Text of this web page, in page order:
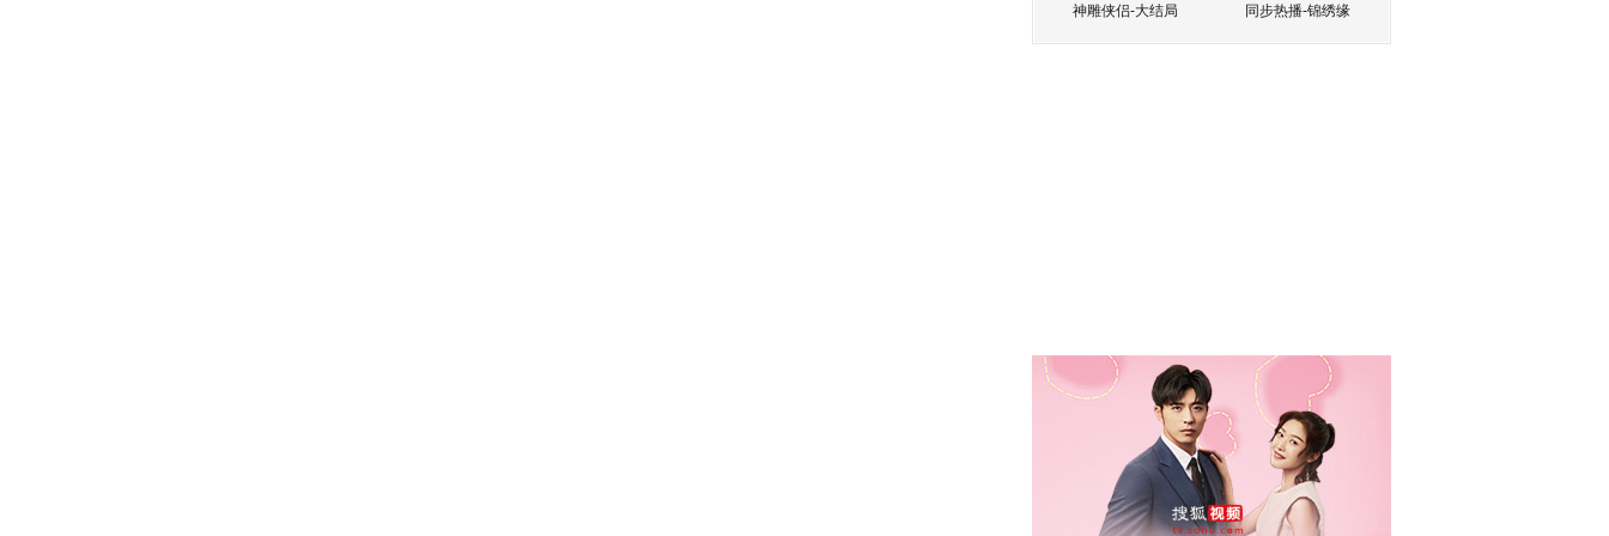
神雕侠侣-大结局 同步热播-锦绣缘